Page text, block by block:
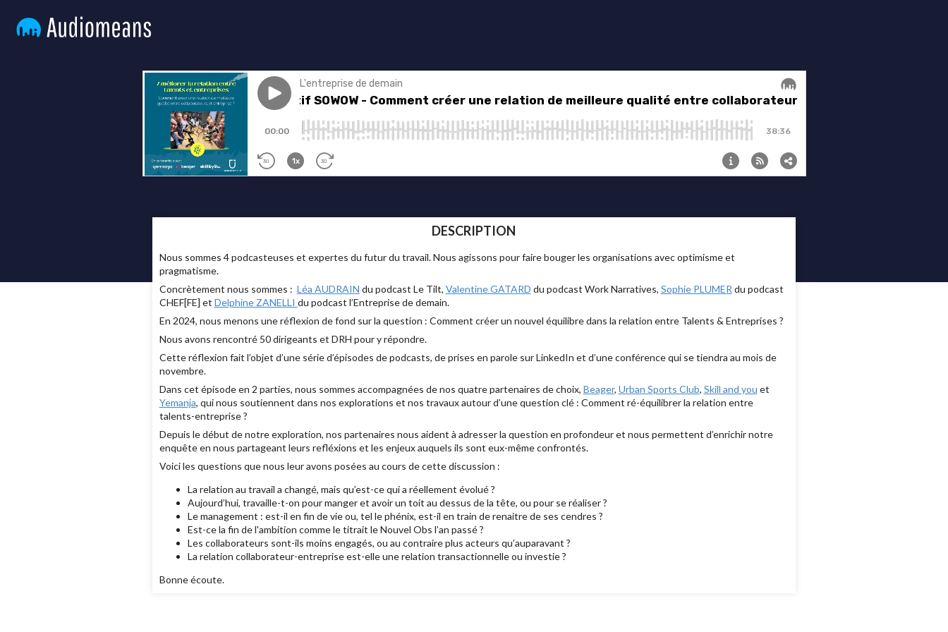
DESCRIPTION
Nous sommes 4 podcasteuses et expertes du futur du travail. Nous agissons pour faire bouger les organisations avec optimisme et
pragmatisme.
Concrètement nous sommes : Léa AUDRAIN du podcast Le Tilt, Valentine GATARD du podcast Work Narratives, Sophie PLUMER du podcast
CHEF[FE] et Delphine ZANELLI du podcast l’Entreprise de demain.
En 2024, nous menons une réflexion de fond sur la question : Comment créer un nouvel équilibre dans la relation entre Talents & Entreprises ?
Nous avons rencontré 50 dirigeants et DRH pour y répondre.
Cette réflexion fait l’objet d’une série d’épisodes de podcasts, de prises en parole sur LinkedIn et d’une conférence qui se tiendra au mois de
novembre.
Dans cet épisode en 2 parties, nous sommes accompagnées de nos quatre partenaires de choix, Beager, Urban Sports Club, Skill and you et
Yemanja, qui nous soutiennent dans nos explorations et nos travaux autour d’une question clé : Comment ré-équilibrer la relation entre
talents-entreprise ?
Depuis le début de notre exploration, nos partenaires nous aident à adresser la question en profondeur et nous permettent d’enrichir notre
enquête en nous partageant leurs refléxions et les enjeux auquels ils sont eux-même confrontés.
Voici les questions que nous leur avons posées au cours de cette discussion :
La relation au travail a changé, mais qu’est-ce qui a réellement évolué ?
Aujourd’hui, travaille-t-on pour manger et avoir un toit au dessus de la tête, ou pour se réaliser ?
Le management : est-il en fin de vie ou, tel le phénix, est-il en train de renaitre de ses cendres ?
Est-ce la fin de l'ambition comme le titrait le Nouvel Obs l’an passé ?
Les collaborateurs sont-ils moins engagés, ou au contraire plus acteurs qu’auparavant ?
La relation collaborateur-entreprise est-elle une relation transactionnelle ou investie ?
Bonne écoute.